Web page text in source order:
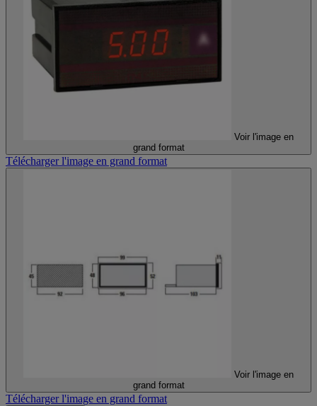
Voir l'image en
grand format
Télécharger l'image en grand format
Voir l'image en
grand format
Télécharger l'image en grand format